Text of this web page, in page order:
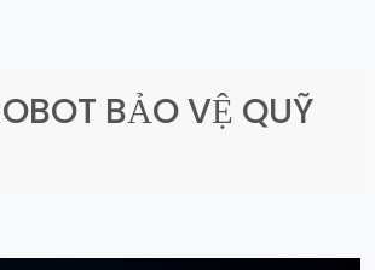
BẢO VỆ QUỸ